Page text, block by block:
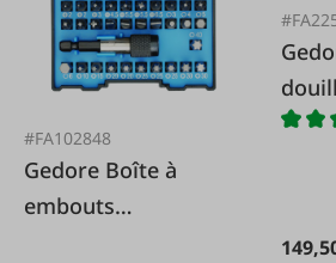
#FA102848
Gedore Boîte à
embouts
Gedore